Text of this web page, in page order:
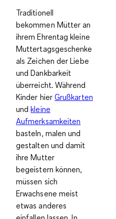
Traditionell
bekommen Mütter an
ihrem Ehrentag kleine
Muttertagsgeschenke
als Zeichen der Liebe
und Dankbarkeit
überreicht. Während
Kinder hier Grußkarten
undkleine
Aufmerksamkeiten
basteln, malen und
gestalten und damit
ihre Mutter
begeistern können,
müssen sich
Erwachsene meist
etwas anderes